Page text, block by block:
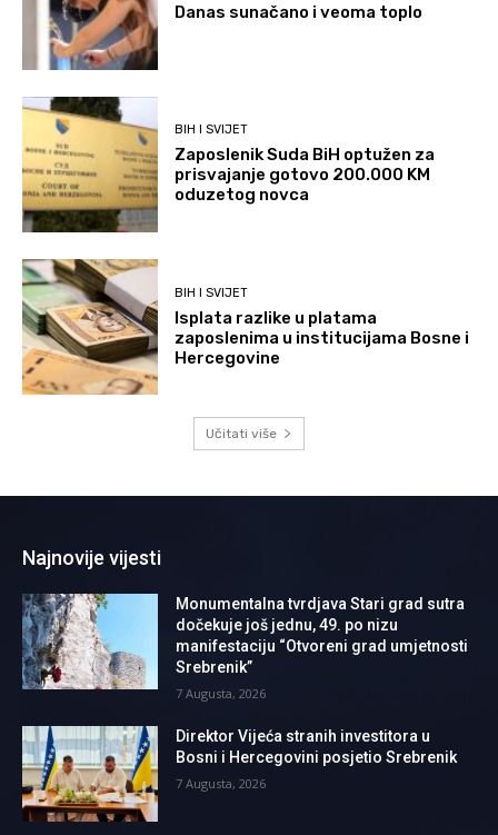
Danas sunačano i veoma toplo
BIH I SVIJET
Zaposlenik Suda BiH optužen za
prisvajanje gotovo 200.000 KM
oduzetog novca
BIH I SVIJET
Isplata razlike u platama
zaposlenima u institucijama Bosne i
Hercegovine
Učitati više
Najnovije vijesti
Monumentalna tvrdjava Stari grad sutra
dočekuje još jednu, 49. po nizu
manifestaciju “Otvoreni grad umjetnosti
Srebrenik”
7 Augusta, 2026
Direktor Vijeća stranih investitora u
Bosni i Hercegovini posjetio Srebrenik
7 Augusta, 2026